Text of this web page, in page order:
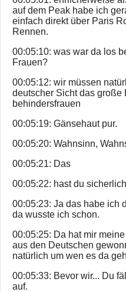
auf dem Peak habe ich
einfach direkt über Paris
Rennen.
00:05:10: was war da los
Frauen?
00:05:12: wir müssen
deutscher Sicht das große
behindersfrauen
00:05:19: Gänsehaut pur.
00:05:20: Wahnsinn,
00:05:21: Das
00:05:22: hast du
00:05:23: Ja das habe ich
da wusste ich schon.
00:05:25: Da hat mir
aus den Deutschen
natürlich um wen es da
00:05:33: Bevor wir... Du
auf.